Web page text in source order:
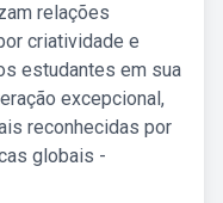
relações
criatividade e
estudantes em sua
excepcional,
reconhecidas por
globais -